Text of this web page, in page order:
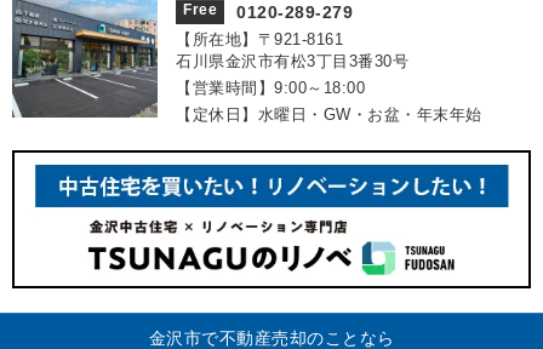
Free 0120-289-279
【所在地】〒921‐8161
石川県金沢市有松3丁目3番30号
【営業時間】9:00～18:00
【定休日】水曜日・GW・お盆・年末年始
金沢市で不動産売却のことなら